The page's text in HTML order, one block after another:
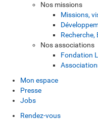
Nos missions
Missions,
Nos associations
Fondation
Mon espace
Presse
Jobs
Rendez-vous